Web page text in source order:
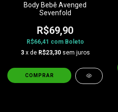
Body Bebê Avenged
Sevenfold
R$69,90
R$66,41 com Boleto
3 x de R$23,30 sem juros
COMPRAR